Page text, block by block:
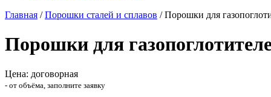
Главная /Порошки сталей и сплавов /Порошки для
Порошки для
Цена: договорная
- от объёма, заполните заявку